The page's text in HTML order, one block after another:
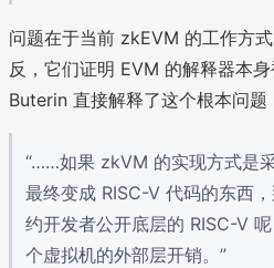
问题在于当前 zkEVM 的工作方
反，它们证明 EVM 的解释器本
Buterin 直接解释了这个根本问题
“……如果 zkVM 的实现方式是
最终变成 RISC-V 代码的东西
约开发者公开底层的 RISC-V
个虚拟机的外部层开销。”